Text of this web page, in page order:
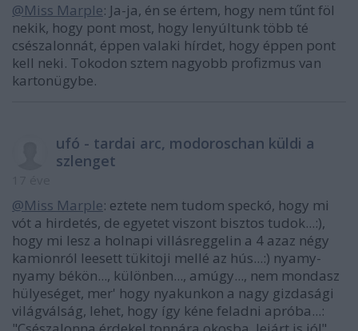
@Miss Marple: Ja-ja, én se értem, hogy nem tűnt föl
nekik, hogy pont most, hogy lenyúltunk több té
csészalonnát, éppen valaki hírdet, hogy éppen pont
kell neki. Tokodon sztem nagyobb profizmus van
kartonügybe.
ufó - tardai arc, modoroschan küldi a
szlenget
@Miss Marple: eztete nem tudom speckó, hogy mi
vót a hirdetés, de egyetet viszont bisztos tudok...:),
hogy mi lesz a holnapi villásreggelin a 4 azaz négy
kamionról leesett tükitoji mellé az hús...:) nyamy-
nyamy békön..., különben..., amúgy..., nem mondasz
hülyeséget, mer' hogy nyakunkon a nagy gizdasági
világválság, lehet, hogy így kéne feladni apróba...: